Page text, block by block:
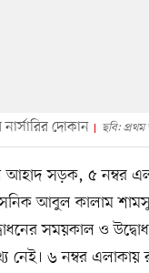
দোকান ছবি:
আহাদ সড়ক, ৫ নম্বর
আবুল কালাম
সময়কাল ও
নেই। ৬ নম্বর